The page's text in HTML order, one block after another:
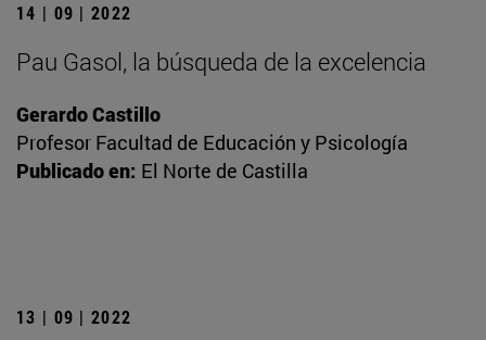
14 | 09 | 2022
Pau Gasol, la búsqueda de la excelencia
Gerardo Castillo
Profesor Facultad de Educación y Psicología
Publicado en: El Norte de Castilla
13 | 09 | 2022